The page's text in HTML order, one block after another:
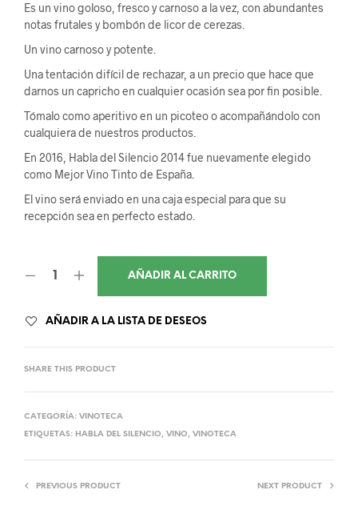
Es un vino goloso, fresco y carnoso a la vez, con abundantes
notas frutales y bombón de licor de cerezas.
Un vino carnoso y potente.
Una tentación difícil de rechazar, a un precio que hace que
darnos un capricho en cualquier ocasión sea por fin posible.
Tómalo como aperitivo en un picoteo o acompañándolo con
cualquiera de nuestros productos.
En 2016, Habla del Silencio 2014 fue nuevamente elegido
como Mejor Vino Tinto de España.
El vino será enviado en una caja especial para que su
recepción sea en perfecto estado.
AÑADIR AL CARRITO
AÑADIR A LA LISTA DE DESEOS
SHARE THIS PRODUCT
CATEGORÍA: VINOTECA
ETIQUETAS: HABLA DEL SILENCIO, VINO, VINOTECA
PREVIOUS PRODUCT NEXT PRODUCT